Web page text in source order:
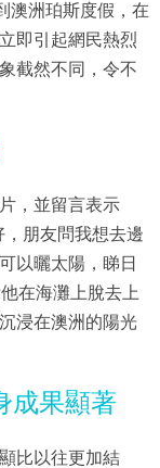
澳洲珀斯度假，在
即引起網民熱烈
截然不同，令不
，並留言表示
，朋友問我想去邊
以曬太陽，睇日
在海灘上脫去上
浸在澳洲的陽光
成果顯著
比以往更加結